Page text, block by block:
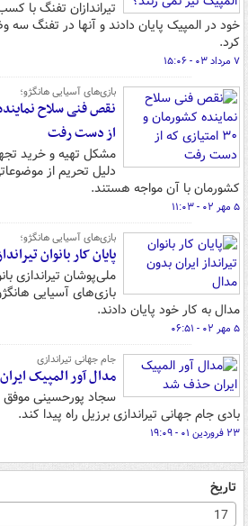
خود در المپیک پایان دادند و آنها در تفنگ
کرد.
۷ مرداد ۰۳ - ۱۵:۰۶
بازی‌های آسیایی هانگژو؛
از دست رفت
مشکل تهیه و خرید
دلیل تحریم از
کشورمان با آن مواجه هستند.
۵ مهر ۰۲ - ۱۱:۰۳
بازی‌های آسیایی هانگژو؛
پایان کار بانوان
ملی‌پوشان تیراندازی
بازی‌های آسیایی
مدال به کار خود پایان دادند.
۵ مهر ۰۲ - ۰۶:۵۱
جام جهانی تیراندازی
مدال آور المپیک
بادی جام جهانی تیراندازی برزیل راه پیدا کند.
۲۳ فروردین ۰۱ - ۱۹:۰۹
تاریخ
17